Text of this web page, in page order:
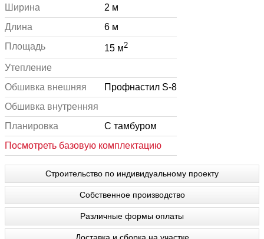
Ширина
2 м
Длина
6 м
Площадь
15 м2
Утепление
Обшивка внешняя
Профнастил S-8
Обшивка внутренняя
Планировка
С тамбуром
Посмотреть базовую комплектацию
Строительство по индивидуальному проекту
Собственное производство
Различные формы оплаты
Доставка и сборка на участке